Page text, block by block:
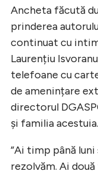
Ancheta făcută
prinderea
continuat cu
Laurențiu
telefoane cu
de amenințare
directorul
și familia acestuia.
”Ai timp până luni
rezolvăm. Ai